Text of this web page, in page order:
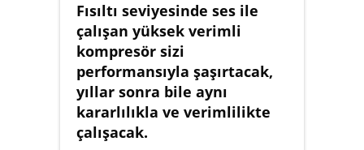
Fısıltı seviyesinde ses ile
çalışan yüksek verimli
kompresör sizi
performansıyla şaşırtacak,
yıllar sonra bile aynı
kararlılıkla ve verimlilikte
çalışacak.